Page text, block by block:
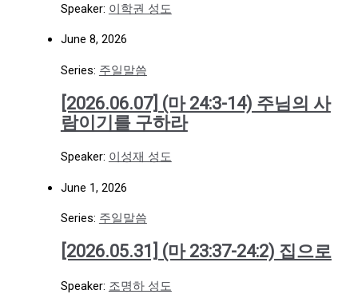
Speaker: 이학권 성도
June 8, 2026
Series: 주일말씀
[2026.06.07] (마 24:3-14) 주님의 사
람이기를 구하라
Speaker: 이성재 성도
June 1, 2026
Series: 주일말씀
[2026.05.31] (마 23:37-24:2) 집으로
Speaker: 조명하 성도